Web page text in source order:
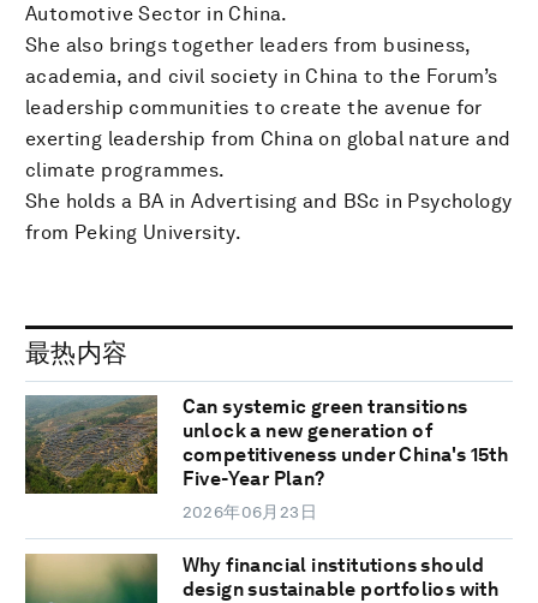
Automotive Sector in China.
She also brings together leaders from business,
academia, and civil society in China to the Forum’s
leadership communities to create the avenue for
exerting leadership from China on global nature and
climate programmes.
She holds a BA in Advertising and BSc in Psychology
from Peking University.
最热内容
Can systemic green transitions
unlock a new generation of
competitiveness under China's 15th
Five-Year Plan?
2026年06月23日
Why financial institutions should
design sustainable portfolios with